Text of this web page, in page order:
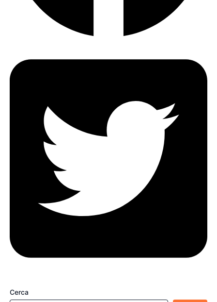
Cerca